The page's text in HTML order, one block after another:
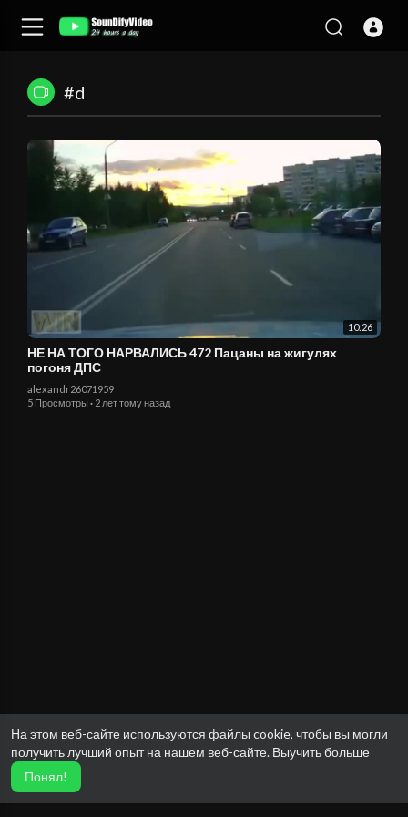
На этом веб-сайте используются файлы cookie, чтобы вы могли
получить лучший опыт на нашем веб-сайте. Выучить больше
Понял!
#d
10:26
НЕ НА ТОГО НАРВАЛИСЬ 472 Пацаны на жигулях
погоня ДПС
alexandr26071959
5 Просмотры · 2 лет тому назад